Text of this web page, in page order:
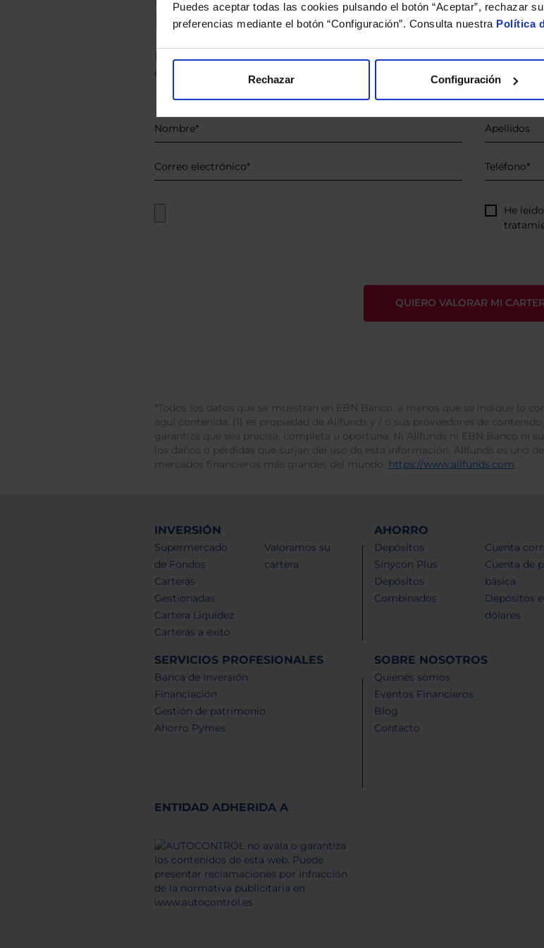
Puedes aceptar todas las cookies pulsando el botón “Aceptar”, rechazar
preferencias mediante el botón “Configuración”. Consulta nuestra Política
Rechazar Configuración
Le hacemos un estudio gratuito
Descárguese el archivoe indíquenos los ISINs de sus Fondos y
de sus alternativas de Clases Limpias con las que podrá ahorrar en sus
He leído
*Todos los datos que se muestran en EBN Banco, a menos que se indique lo
aquí contenida: (1) es propiedad de Allfunds y / o sus proveedores de
garantiza que sea precisa, completa u oportuna. Ni Allfunds ni EBN Banco ni
los daños o pérdidas que surjan del uso de esta información. Allfunds es uno
mercados financieros más grandes del mundo. https://www.allfunds.com.
INVERSIÓN
Supermercado
de Fondos
Carteras
Gestionadas
Cartera Liquidez
Carteras a éxito
Valoramos su
cartera
AHORRO
Depósitos
Sinycon Plus
Depósitos
Combinados
Cuenta
Cuenta de
básica
Depósitos
dólares
SERVICIOS PROFESIONALES
Banca de Inversión
Financiación
Gestión de patrimonio
Ahorro Pymes
SOBRE NOSOTROS
Quienes somos
Eventos Financieros
Blog
Contacto
ENTIDAD ADHERIDA A